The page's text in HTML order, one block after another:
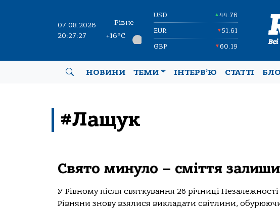
07.08.2026
20:27:27
Рівне
+16°C
USD ▲44.76
EUR ▼51.61
GBP ▼60.19
НОВИНИ ТЕМИ ІНТЕРВ’Ю СТАТТІ
#Лащук
Свято минуло – сміття
У Рівному після святкування 26 річниці
Рівняни знову взялися викладати світлини,